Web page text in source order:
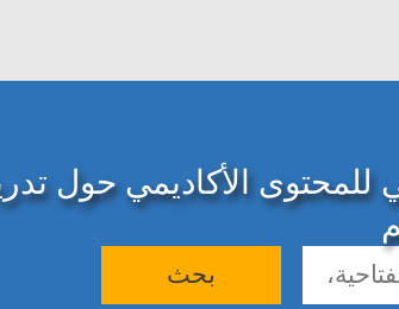
للمحتوى الأكاديمي حول
بحث